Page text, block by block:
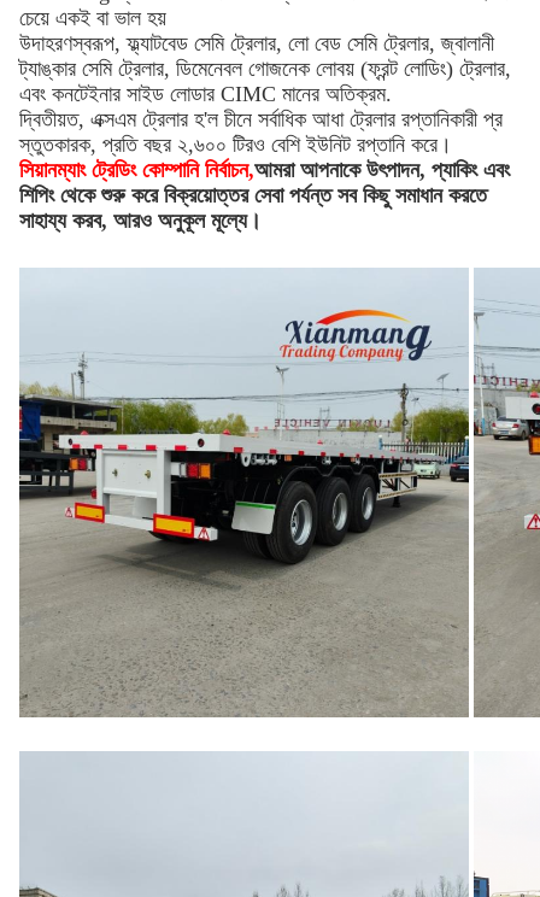
চেয়ে একই বা ভাল হয়
উদাহরণস্বরূপ, ফ্ল্যাটবেড সেমি ট্রেলার, লো বেড সেমি ট্রেলার, জ্বালানী
ট্যাঙ্কার সেমি ট্রেলার, ডিমেনেবল গোজনেক লোবয় (ফ্রন্ট লোডিং) ট্রেলার,
এবং কনটেইনার সাইড লোডার CIMC মানের অতিক্রম.
দ্বিতীয়ত, এক্সএম ট্রেলার হ'ল চীনে সর্বাধিক আধা ট্রেলার রপ্তানিকারী প্র
স্তুতকারক, প্রতি বছর ২,৬০০ টিরও বেশি ইউনিট রপ্তানি করে।
সিয়ানম্যাং ট্রেডিং কোম্পানি নির্বাচন,আমরা আপনাকে উৎপাদন, প্যাকিং এবং
শিপিং থেকে শুরু করে বিক্রয়োত্তর সেবা পর্যন্ত সব কিছু সমাধান করতে
সাহায্য করব, আরও অনুকূল মূল্যে।